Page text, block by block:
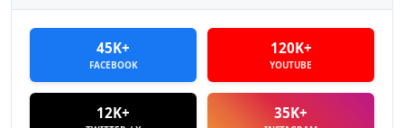
45K+
FACEBOOK
120K+
YOUTUBE
12K+ 35K+